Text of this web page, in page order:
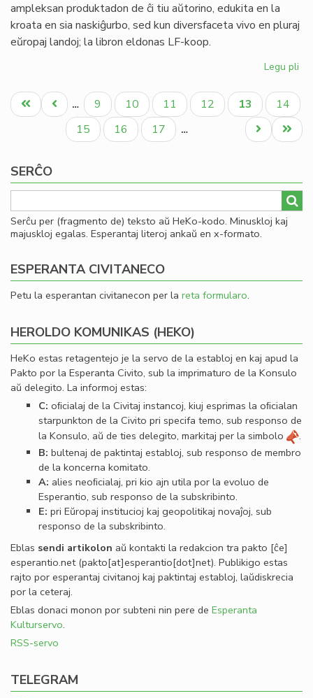
ampleksan produktadon de ĉi tiu aŭtorino, edukita en la
kroata en sia naskiĝurbo, sed kun diversfaceta vivo en pluraj
eŭropaj landoj; la libron eldonas LF-koop.
Legu pli
kaj
pli
la
LF-
Pagination
Unua
paĝo
Antaŭa
paĝo
… Paĝo
9 Paĝo
10 Paĝo
11 Paĝo
12
Aktuala
paĝo
13 Paĝo
14
Paĝo
15 Paĝo
16 Paĝo
17 …
Last
page
Next
page
SERĈO
Serĉu per (fragmento de) teksto aŭ HeKo-kodo. Minuskloj kaj
majuskloj egalas. Esperantaj literoj ankaŭ en x-formato.
ESPERANTA CIVITANECO
Petu la esperantan civitanecon per la reta formularo.
HEROLDO KOMUNIKAS (HEKO)
HeKo estas retagentejo je la servo de la establoj en kaj apud la
Pakto por la Esperanta Civito, sub la imprimaturo de la Konsulo
aŭ delegito. La informoj estas:
C: oﬁcialaj de la Civitaj instancoj, kiuj esprimas la oﬁcialan
starpunkton de la Civito pri specifa temo, sub responso de
la Konsulo, aŭ de ties delegito, markitaj per la simbolo
.
B: bultenaj de paktintaj establoj, sub responso de membro
de la koncerna komitato.
A: alies neoﬁcialaj, pri kio ajn utila por la evoluo de
Esperantio, sub responso de la subskribinto.
E: pri Eŭropaj institucioj kaj geopolitikaj novaĵoj, sub
responso de la subskribinto.
Eblas sendi artikolon aŭ kontakti la redakcion tra pakto [ĉe]
esperantio.net(pakto[at]esperantio[dot]net). Publikigo estas
rajto por esperantaj civitanoj kaj paktintaj establoj, laŭdiskrecia
por la ceteraj.
Eblas donaci monon por subteni nin pere de Esperanta
Kulturservo.
RSS-servo
TELEGRAM